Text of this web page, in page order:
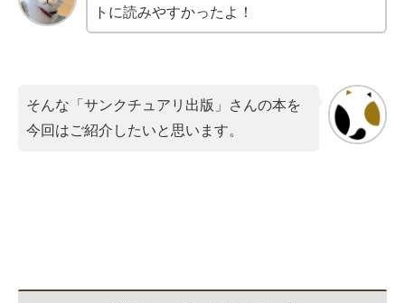
トに読みやすかったよ！
そんな「サンクチュアリ出版」さんの本を
今回はご紹介したいと思います。